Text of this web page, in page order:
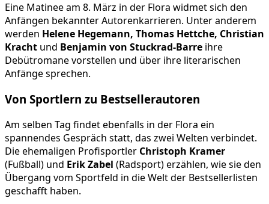
Eine Matinee am 8. März in der Flora widmet sich den
Anfängen bekannter Autorenkarrieren. Unter anderem
werden Helene Hegemann, Thomas Hettche, Christian
Kracht und Benjamin von Stuckrad-Barre ihre
Debütromane vorstellen und über ihre literarischen
Anfänge sprechen.
Von Sportlern zu Bestsellerautoren
Am selben Tag findet ebenfalls in der Flora ein
spannendes Gespräch statt, das zwei Welten verbindet.
Die ehemaligen Profisportler Christoph Kramer
(Fußball) und Erik Zabel (Radsport) erzählen, wie sie den
Übergang vom Sportfeld in die Welt der Bestsellerlisten
geschafft haben.